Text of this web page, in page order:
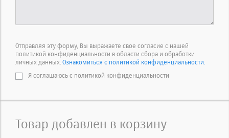
Отправляя эту форму, Вы выражаете свое согласие с нашей
политикой конфиденциальности в области сбора и обработки
личных данных. Ознакомиться с политикой конфиденциальности.
Я соглашаюсь с политикой конфиденциальности
Товар добавлен в корзину